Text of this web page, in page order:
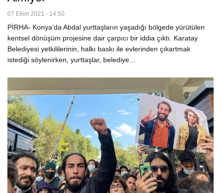
07 Ekim 2021 - 14:50
PİRHA- Konya’da Abdal yurttaşların yaşadığı bölgede yürütülen
kentsel dönüşüm projesine dair çarpıcı bir iddia çıktı. Karatay
Belediyesi yetkililerinin, halkı baskı ile evlerinden çıkartmak
istediği söylenirken, yurttaşlar, belediye…